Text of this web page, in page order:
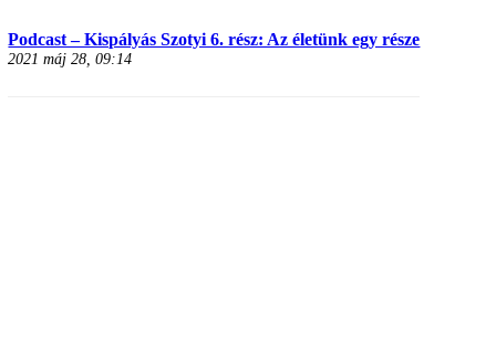
Podcast – Kispályás Szotyi 6. rész: Az életünk egy része
2021 máj 28, 09:14